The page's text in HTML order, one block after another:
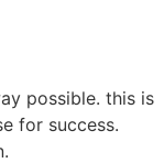
possible. this is
for success.